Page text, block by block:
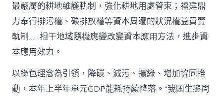
最嚴厲的耕地維護軌制，強化耕地用處管束；福建鼎
力奉行排污權、碳排放權等資本周遭的狀況權益買賣
軌制……相干地域隨機應變改變資本應用方法，進步資
本應用效力。
以綠色理念為引領，降碳、減污、擴綠、增加協同推
動，本年上半年單元GDP能耗持續降落。“我國生態周